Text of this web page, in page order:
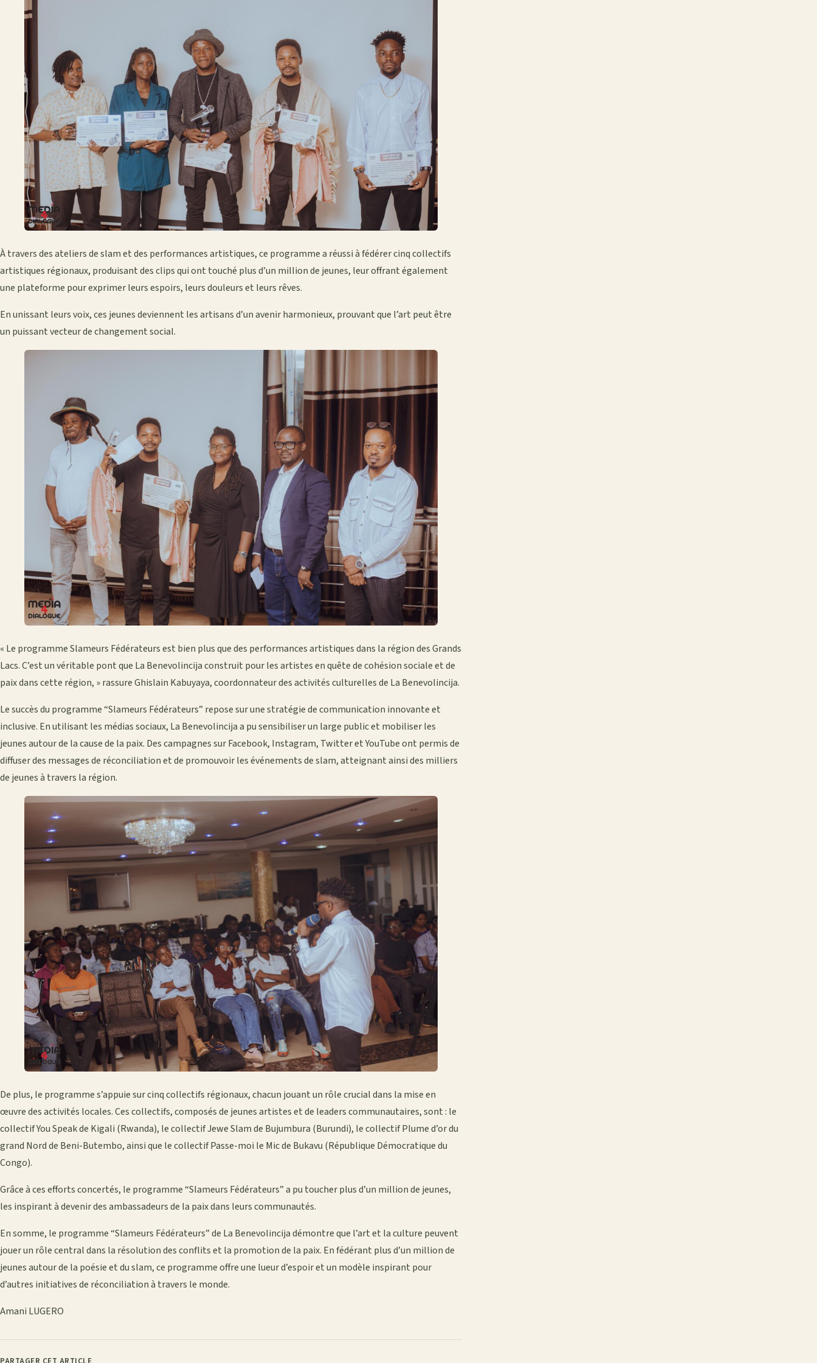
À travers des ateliers de slam et des performances artistiques, ce programme a réussi à fédérer cinq collectifs
artistiques régionaux, produisant des clips qui ont touché plus d’un million de jeunes, leur offrant également
une plateforme pour exprimer leurs espoirs, leurs douleurs et leurs rêves.
En unissant leurs voix, ces jeunes deviennent les artisans d’un avenir harmonieux, prouvant que l’art peut être
un puissant vecteur de changement social.
« Le programme Slameurs Fédérateurs est bien plus que des performances artistiques dans la région des Grands
Lacs. C’est un véritable pont que La Benevolincija construit pour les artistes en quête de cohésion sociale et de
paix dans cette région, » rassure Ghislain Kabuyaya, coordonnateur des activités culturelles de La Benevolincija.
Le succès du programme “Slameurs Fédérateurs” repose sur une stratégie de communication innovante et
inclusive. En utilisant les médias sociaux, La Benevolincija a pu sensibiliser un large public et mobiliser les
jeunes autour de la cause de la paix. Des campagnes sur Facebook, Instagram, Twitter et YouTube ont permis de
diffuser des messages de réconciliation et de promouvoir les événements de slam, atteignant ainsi des milliers
de jeunes à travers la région.
De plus, le programme s’appuie sur cinq collectifs régionaux, chacun jouant un rôle crucial dans la mise en
œuvre des activités locales. Ces collectifs, composés de jeunes artistes et de leaders communautaires, sont : le
collectif You Speak de Kigali (Rwanda), le collectif Jewe Slam de Bujumbura (Burundi), le collectif Plume d’or du
grand Nord de Beni-Butembo, ainsi que le collectif Passe-moi le Mic de Bukavu (République Démocratique du
Congo).
Grâce à ces efforts concertés, le programme “Slameurs Fédérateurs” a pu toucher plus d’un million de jeunes,
les inspirant à devenir des ambassadeurs de la paix dans leurs communautés.
En somme, le programme “Slameurs Fédérateurs” de La Benevolincija démontre que l’art et la culture peuvent
jouer un rôle central dans la résolution des conflits et la promotion de la paix. En fédérant plus d’un million de
jeunes autour de la poésie et du slam, ce programme offre une lueur d’espoir et un modèle inspirant pour
d’autres initiatives de réconciliation à travers le monde.
Amani LUGERO